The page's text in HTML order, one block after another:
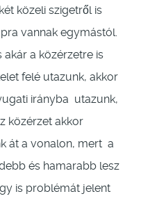
közeli szigetről is
vannak egymástól.
a közérzetre is
felé utazunk, akkor
irányba utazunk,
közérzet akkor
át a vonalon, mert a
és hamarabb lesz
is problémát jelent